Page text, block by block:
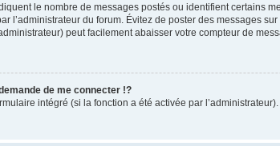
le nombre de messages postés ou identifient certains
l’administrateur du forum. Évitez de poster des messages
peut facilement abaisser votre compteur de
de me connecter !?
intégré (si la fonction a été activée par